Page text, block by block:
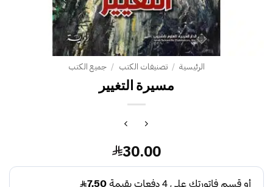
الرئيسية / تصنيفات الكتب / جميع الكتب
مسيرة التغيير‎
30.00